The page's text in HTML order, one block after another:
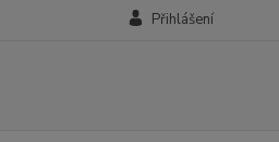
Přihlášení